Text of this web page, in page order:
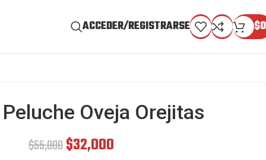
ACCEDER/REGISTRARSE $0
Oveja Orejitas
$55,000$32,000